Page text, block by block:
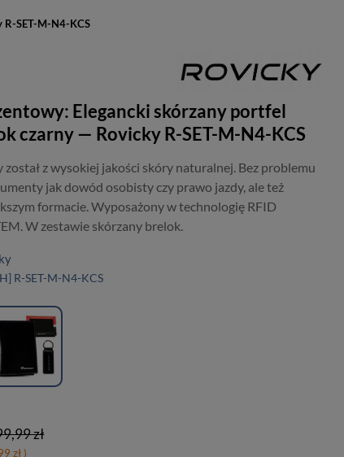
SET-M-N4-KCS
Elegancki skórzany portfel
czarny — Rovicky R-SET-M-N4-KCS
z wysokiej jakości skóry naturalnej. Bez problemu
jak dowód osobisty czy prawo jazdy, ale też
formacie. Wyposażony w technologię RFID
W zestawie skórzany brelok.
R-SET-M-N4-KCS
zł
zł )